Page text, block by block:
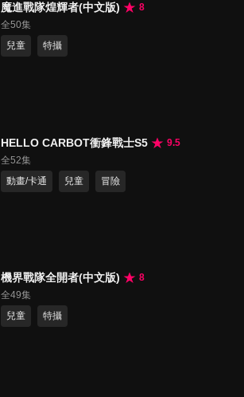
魔進戰隊煌輝者(中文版)
8
全50集
兒童
特攝
HELLO CARBOT衝鋒戰士S5
9.5
全52集
動畫/卡通
兒童 冒險
機界戰隊全開者(中文版)
8
全49集
兒童
特攝